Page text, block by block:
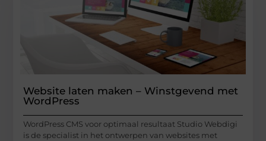
Website laten maken – Winstgevend met
WordPress
WordPress CMS voor optimaal resultaat Studio Webdigi
is de specialist in het ontwerpen van websites met